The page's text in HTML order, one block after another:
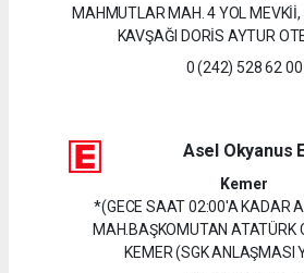
MAHMUTLAR MAH. 4 YOL MEVKİİ,
KAVŞAĞI DORİS AYTUR
0 (242) 528 62 00
Asel Okyanus
Kemer
*(GECE SAAT 02:00'A KADAR
MAH.BAŞKOMUTAN ATATÜRK
KEMER (SGK ANLAŞMASI